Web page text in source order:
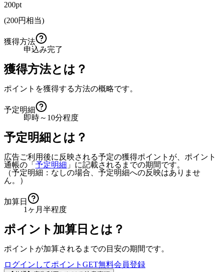
200pt
(200円相当)
獲得方法
申込み完了
獲得方法とは？
ポイントを獲得する方法の概略です。
予定明細
即時～10分程度
予定明細とは？
広告ご利用後に反映される予定の獲得ポイントが、ポイント
通帳の「 予定明細 」に記載されるまでの期間です。
（予定明細：なしの場合、予定明細への反映はありませ
ん。）
加算日
1ヶ月半程度
ポイント加算日とは？
ポイントが加算されるまでの目安の期間です。
ログインしてポイントGET無料会員登録